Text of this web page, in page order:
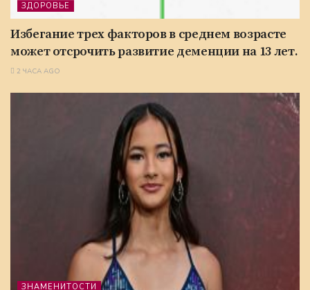
ЗДОРОВЬЕ
Избегание трех факторов в среднем возрасте
может отсрочить развитие деменции на 13 лет.
2 ЧАСА AGO
ЗНАМЕНИТОСТИ